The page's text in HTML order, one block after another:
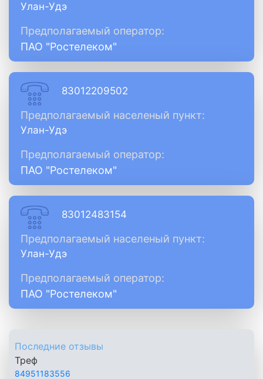
Улан-Удэ
Предполагаемый оператор:
ПАО "Ростелеком"
83012209502
Предполагаемый населеный пункт:
Улан-Удэ
Предполагаемый оператор:
ПАО "Ростелеком"
83012483154
Предполагаемый населеный пункт:
Улан-Удэ
Предполагаемый оператор:
ПАО "Ростелеком"
Последние отзывы
Треф
84951183556